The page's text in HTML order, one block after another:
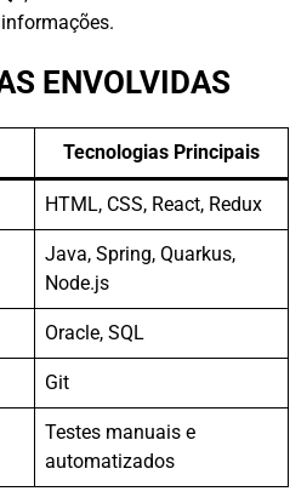
ENVOLVIDAS
Tecnologias Principais
HTML, CSS, React, Redux
Java, Spring, Quarkus,
Node.js
Oracle, SQL
Git
Testes manuais e
automatizados